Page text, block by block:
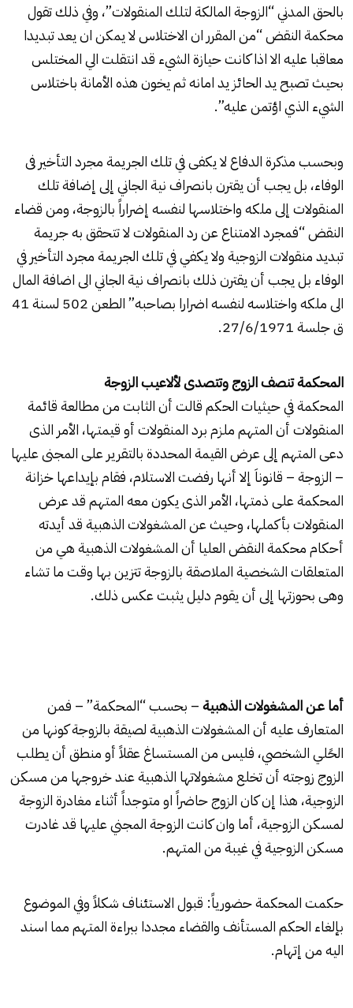
بالحق المدني “الزوجة المالكة لتلك المنقولات”، وفي ذلك تقول
محكمة النقض “من المقرر ان الاختلاس لا يمكن ان يعد تبديدا
معاقبا عليه الا اذا كانت حيازة الشيء قد انتقلت الي المختلس
بحيث تصبح يد الحائز يد امانه ثم يخون هذه الأمانة باختلاس
الشيء الذي اؤتمن عليه”.
وبحسب مذكرة الدفاع لا يكفى في تلك الجريمة مجرد التأخير فى
الوفاء، بل يجب أن يقترن بانصراف نية الجاني إلى إضافة تلك
المنقولات إلى ملكه واختلاسها لنفسه إضراراً بالزوجة، ومن قضاء
النقض “فمجرد الامتناع عن رد المنقولات لا تتحقق به جريمة
تبديد منقولات الزوجية ولا يكفي في تلك الجريمة مجرد التأخير في
الوفاء بل يجب أن يقترن ذلك بانصراف نية الجاني الى اضافة المال
الى ملكه واختلاسه لنفسه اضرارا بصاحبه” الطعن 502 لسنة 41
ق جلسة 27/6/1971.
المحكمة تنصف الزوج وتتصدى لألاعيب الزوجة
المحكمة في حيثيات الحكم قالت أن الثابت من مطالعة قائمة
المنقولات أن المتهم ملزم برد المنقولات أو قيمتها، الأمر الذى
دعى المتهم إلى عرض القيمة المحددة بالتقرير على المجنى عليها
– الزوجة – قانوناَ إلا أنها رفضت الاستلام، فقام بإيداعها خزانة
المحكمة على ذمتها، الأمر الذى يكون معه المتهم قد عرض
المنقولات بأكملها، وحيث عن المشغولات الذهبية قد أيدته
أحكام محكمة النقض العليا أن المشغولات الذهبية هي من
المتعلقات الشخصية الملاصقة بالزوجة تتزين بها وقت ما تشاء
وهى بحوزتها إلى أن يقوم دليل يثبت عكس ذلك.
أما عـن المشغولات الذهبية– بحسب “المحكمة” – فمن
المتعارف عليه أن المشغولات الذهبية لصيقة بالزوجة كونها من
الحًلي الشخصي، فليس من المستساغ عقلاً أو منطق أن يطلب
الزوج زوجته أن تخلع مشغولاتها الذهبية عند خروجها من مسكن
الزوجية، هذا إن كان الزوج حاضراً او متوجداً أثناء مغادرة الزوجة
لمسكن الزوجية، أما وان كانت الزوجة المجني عليها قد غادرت
مسكن الزوجية في غيبة من المتهم.
حكمت المحكمة حضورياً: قبول الاستئناف شكلاً وفي الموضوع
بإلغاء الحكم المستأنف والقضاء مجددا ببراءة المتهم مما اسند
اليه من إتهام.